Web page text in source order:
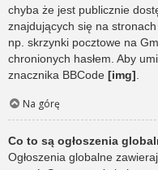
chyba że jest publicznie
znajdujących się na
np. skrzynki pocztowe na
chronionych hasłem. Aby
znacznika BBCode [img].
Na górę
Co to są ogłoszenia
Ogłoszenia globalne